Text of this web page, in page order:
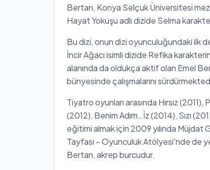
Bertan, Konya Selçuk Üniversitesi
Hayat Yokuşu adlı dizide Selma
Bu dizi, onun dizi oyunculuğundaki ilk
İncir Ağacı isimli dizide Refika
alanında da oldukça aktif olan Emel
bünyesinde çalışmalarını
Tiyatro oyunları arasında Hırsız
(2012), Benim Adım…İz (2014), Sızı
eğitimi almak için 2009 yılında Müjdat
Tayfası – Oyunculuk Atölyesi'nde de
Bertan, akrep burcudur.